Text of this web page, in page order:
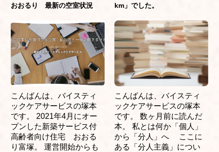
おおるり 最新の空室状況
km」でした。
こんばんは、バイスティ
ックケアサービスの塚本
です。 2021年4月にオー
プンした新築サービス付
高齢者向け住宅 おおる
り富塚。 運営開始からも
こんばんは、バイスティ
ックケアサービスの塚本
です。 数ヶ月前に読んだ
本。 私とは何か「個人」
から「分人」へ ここに
ある「分人主義」につい